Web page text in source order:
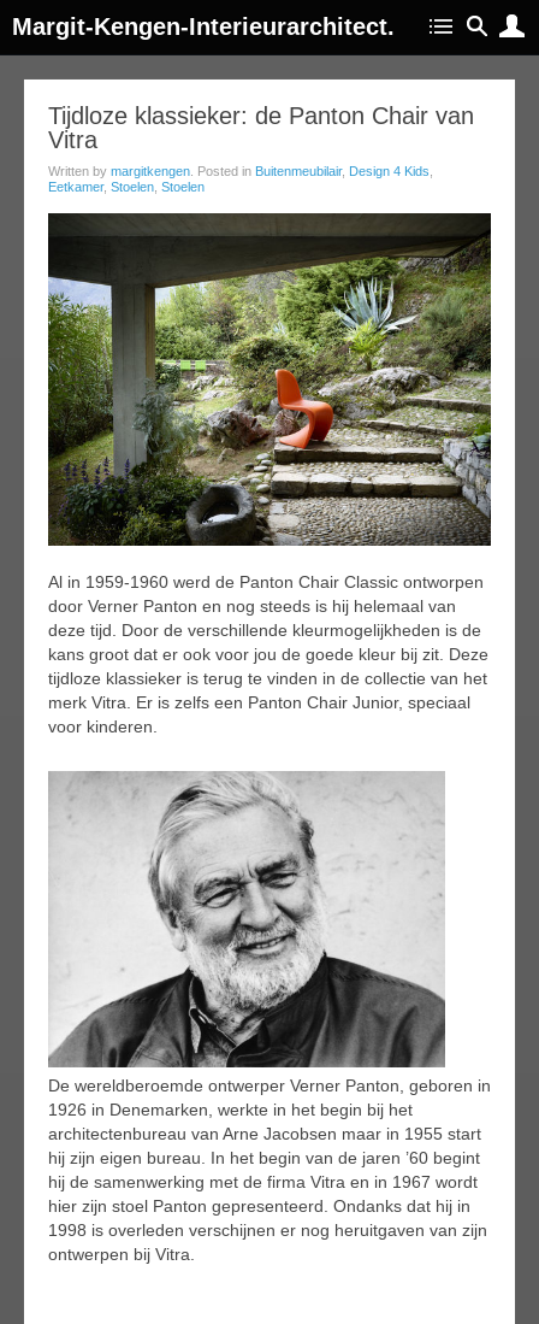
Margit-Kengen-Interieurarchitect.
Tijdloze klassieker: de Panton Chair van
Vitra
Written by margitkengen . Posted in Buitenmeubilair, Design 4 Kids
Eetkamer, Stoelen Stoelen
Al in 1959-1960 werd de Panton Chair Classic ontworpen
door Verner Panton en nog steeds is hij helemaal van
deze tijd. Door de verschillende kleurmogelijkheden is de
kans groot dat er ook voor jou de goede kleur bij zit. Deze
tijdloze klassieker is terug te vinden in de collectie van het
merk Vitra. Er is zelfs een Panton Chair Junior, speciaal
voor kinderen.
De wereldberoemde ontwerper Verner Panton, geboren in
1926 in Denemarken, werkte in het begin bij het
architectenbureau van Arne Jacobsen maar in 1955 start
hij zijn eigen bureau. In het begin van de jaren ’60 begint
hij de samenwerking met de firma Vitra en in 1967 wordt
hier zijn stoel Panton gepresenteerd. Ondanks dat hij in
1998 is overleden verschijnen er nog heruitgaven van zijn
ontwerpen bij Vitra.